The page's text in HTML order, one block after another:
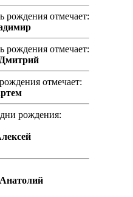
рождения отмечает:
рождения отмечает:
отмечает:
рождения: